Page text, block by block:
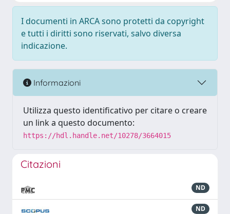
I documenti in ARCA sono protetti da copyright
e tutti i diritti sono riservati, salvo diversa
indicazione.
Informazioni
Utilizza questo identificativo per citare o creare
un link a questo documento:
https://hdl.handle.net/10278/3664015
Citazioni
ND
ND